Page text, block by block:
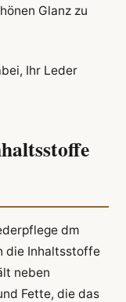
Glanz zu
Ihr Leder
dm
die Inhaltsstoffe
neben
Fette, die das